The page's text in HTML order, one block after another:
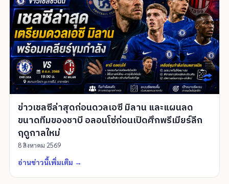
ข่าวเชลซีล่าสุดก่อนดวลเอซี มิลาน และแผนลด
ขนาดทีมของชาบี อลอนโซ่ก่อนเปิดศึกพรีเมียร์ลีก
ฤดูกาลใหม่
8 สิงหาคม 2569
อ่านข่าวนี้เพิ่มเติม →